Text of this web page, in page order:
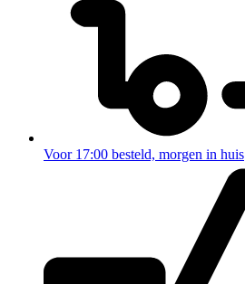
Voor 17:00 besteld, morgen in huis